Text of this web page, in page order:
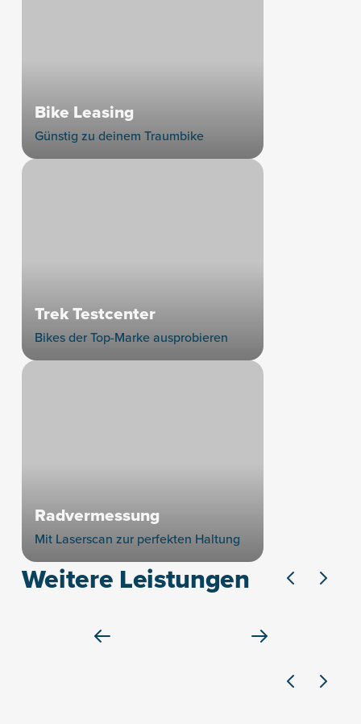
Bike Leasing
Günstig zu deinem Traumbike
Trek Testcenter
Bikes der Top-Marke ausprobieren
Radvermessung
Mit Laserscan zur perfekten Haltung
Weitere Leistungen